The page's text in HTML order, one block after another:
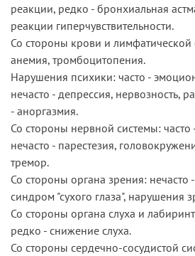
реакции, редко - бронхиальная
реакции гиперчувствительности.
Со стороны крови и лимфатической
анемия, тромбоцитопения.
Нарушения психики: часто -
нечасто - депрессия, нервозность,
- аноргазмия.
Со стороны нервной системы: часто
нечасто - парестезия,
тремор.
Со стороны органа зрения: нечасто
синдром "сухого глаза", нарушения
Со стороны органа слуха и
редко - снижение слуха.
Со стороны сердечно-сосудистой